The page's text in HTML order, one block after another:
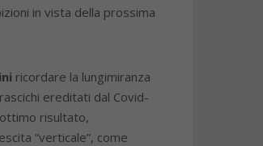
in vista della prossima
ricordare la lungimiranza
ereditati dal Covid-
risultato,
“verticale”, come